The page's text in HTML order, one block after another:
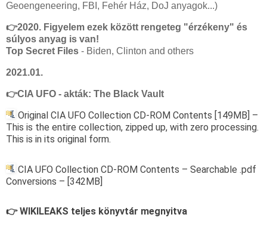
Geoengeneering, FBI, Fehér Ház, DoJ anyagok...)
👉2020. Figyelem ezek között rengeteg "érzékeny" és
súlyos anyag is van!
Top Secret Files - Biden, Clinton and others
2021.01.
👉CIA UFO - akták: The Black Vault
Original CIA UFO Collection CD-ROM Contents [149MB] –
This is the entire collection, zipped up, with zero processing.
This is in its original form.
CIA UFO Collection CD-ROM Contents – Searchable .pdf
Conversions – [342MB]
👉WIKILEAKS teljes könyvtár megnyitva